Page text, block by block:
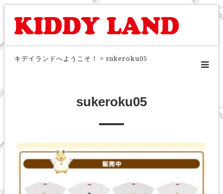
キデイランドへようこそ！ > sukeroku05
sukeroku05